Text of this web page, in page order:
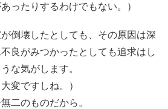
ったりするわけでもない。）
倒壊したとしても、その原因は深
良がみつかったとしても追求はし
な気がします。
変ですしね。）
二のものだから。